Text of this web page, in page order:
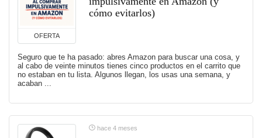
OFERTA
cómo evitarlos)
Seguro que te ha pasado: abres Amazon para buscar una cosa, y
al cabo de veinte minutos tienes cinco productos en el carrito que
no estaban en tu lista. Algunos llegan, los usas una semana, y
acaban ...
hace 4 meses